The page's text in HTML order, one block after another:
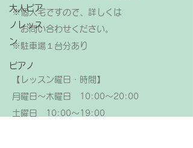
大人ピア
ノレッス
ン
ピアノ
※個人宅ですので、詳しくは
お問い合わせください。
​※駐車場１台分あり
【レッスン曜日・時間】
月曜日～木曜日 10:00～20:00
土曜日 10:00～19:00